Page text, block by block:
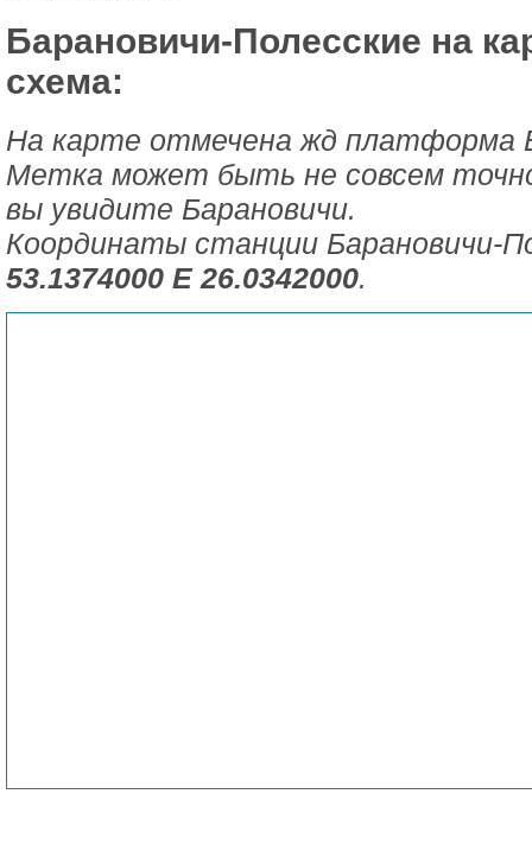
Барановичи-Полесские на
схема:
На карте отмечена жд платформа
Метка может быть не совсем
вы увидите Барановичи.
Координаты станции Барановичи-
53.1374000 E 26.0342000.